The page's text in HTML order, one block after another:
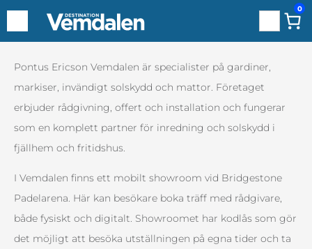
0
Pontus Ericson Vemdalen är specialister på gardiner,
markiser, invändigt solskydd och mattor. Företaget
erbjuder rådgivning, offert och installation och fungerar
som en komplett partner för inredning och solskydd i
fjällhem och fritidshus.
I Vemdalen finns ett mobilt showroom vid Bridgestone
Padelarena. Här kan besökare boka träff med rådgivare,
både fysiskt och digitalt. Showroomet har kodlås som gör
det möjligt att besöka utställningen på egna tider och ta